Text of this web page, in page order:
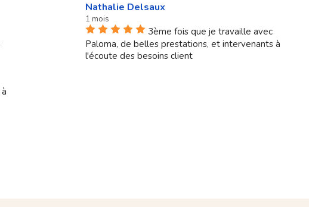
Nathalie Delsaux
1 mois
3ème fois que je travaille avec
Paloma, de belles prestations, et intervenants à
l'écoute des besoins client